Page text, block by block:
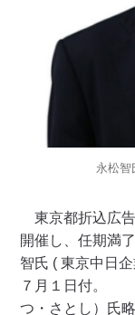
永松智
東京都折込広
開催し、任期満
智氏 ( 東京中日
７月１日付
つ・さとし）氏